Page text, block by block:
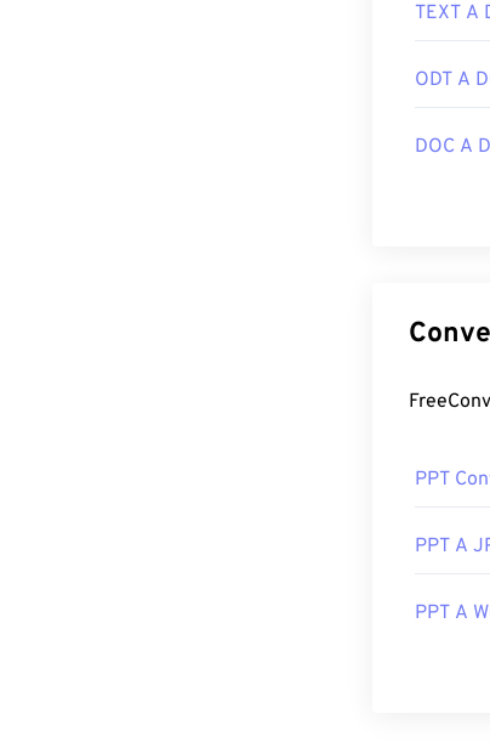
TEXT A
ODT A
DOC A
PPT
PPT A
PPT A